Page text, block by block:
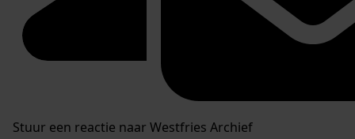
Stuur een reactie naar Westfries Archief